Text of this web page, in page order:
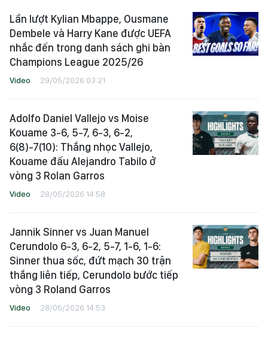
Lần lượt Kylian Mbappe, Ousmane
Dembele và Harry Kane được UEFA
nhắc đến trong danh sách ghi bàn
Champions League 2025/26
Video 29/05/2026 03:21
Adolfo Daniel Vallejo vs Moise
Kouame 3-6, 5-7, 6-3, 6-2,
6(8)-7(10): Thắng nhọc Vallejo,
Kouame đấu Alejandro Tabilo ở
vòng 3 Rolan Garros
Video 28/05/2026 14:58
Jannik Sinner vs Juan Manuel
Cerundolo 6-3, 6-2, 5-7, 1-6, 1-6:
Sinner thua sốc, đứt mạch 30 trận
thắng liên tiếp, Cerundolo bước tiếp
vòng 3 Roland Garros
Video 28/05/2026 14:53